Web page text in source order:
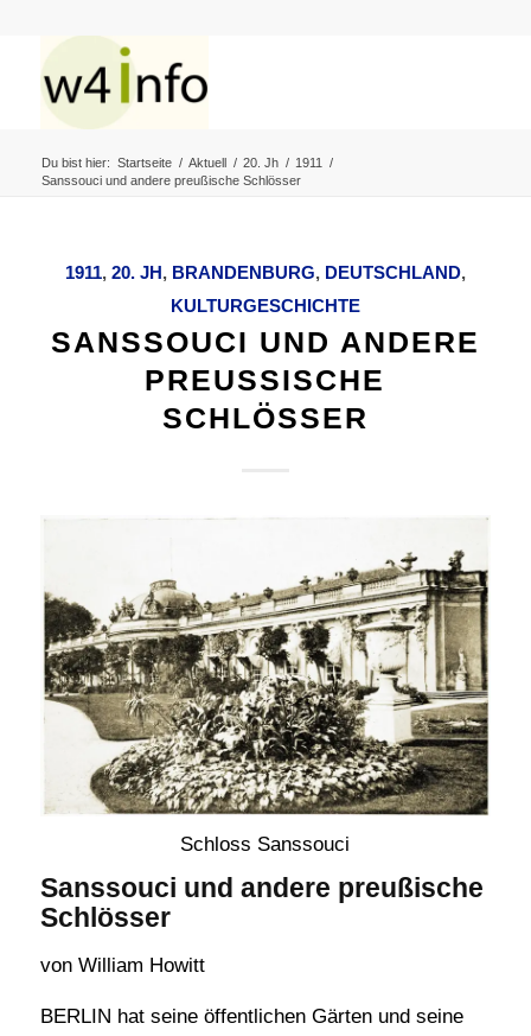
Du bist hier: Startseite / Aktuell / 20. Jh / 1911
/
Sanssouci und andere preußische Schlösser
1911, 20. JH, BRANDENBURG, DEUTSCHLAND,
KULTURGESCHICHTE
SANSSOUCI UND ANDERE
PREUSSISCHE S
CHLÖSSER
Schloss Sanssouci
Sanssouci und andere preußische
Schlösser
von William Howitt
BERLIN hat seine öffentlichen Gärten und seine